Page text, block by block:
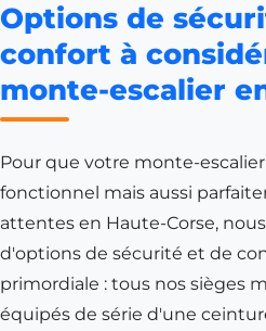
Options de
confort à
monte-escalier
Pour que votre monte-
fonctionnel mais aussi
attentes en Haute-Corse,
d'options de sécurité et de
primordiale : tous nos sièges
équipés de série d'une